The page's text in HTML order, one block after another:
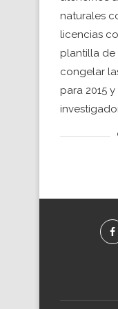
naturales
licencias
plantilla de
congelar
para 2015